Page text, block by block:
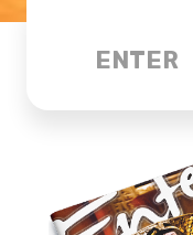
ENTER